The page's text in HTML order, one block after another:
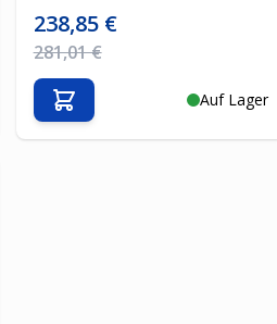
Sonderpreis
238,85 €
Regulärer Preis
281,01 €
Auf Lager
In den Warenkorb